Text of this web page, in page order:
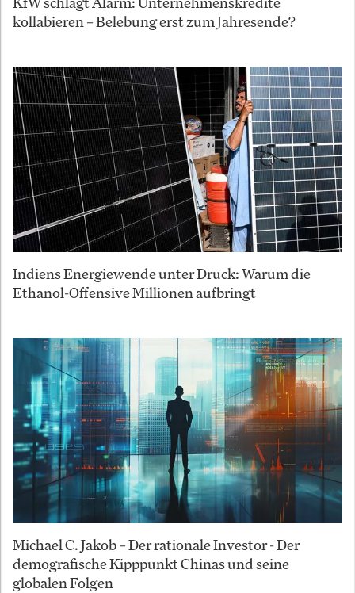
kollabieren – Belebung erst zum Jahresende?
Indiens Energiewende unter Druck: Warum die
Ethanol-Offensive Millionen aufbringt
Michael C. Jakob – Der rationale Investor - Der
demografische Kipppunkt Chinas und seine
globalen Folgen